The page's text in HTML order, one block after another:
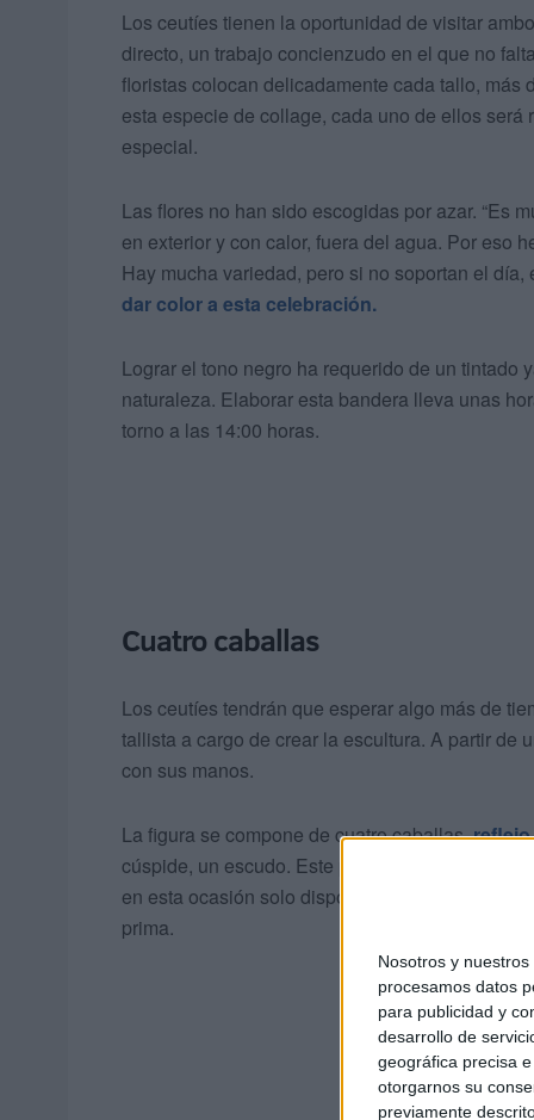
Nosotros y nuestros
procesamos datos
para publicidad y
desarrollo de
geográfica precisa
otorgarnos su
previamente
Los ceutíes tienen la oportunidad de visitar
directo, un trabajo concienzudo en el que no
floristas colocan delicadamente cada tallo, más
esta especie de collage, cada uno de ellos
especial.
Las flores no han sido escogidas por azar. “Es
en exterior y con calor, fuera del agua. Por eso
Hay mucha variedad, pero si no soportan el
dar color a esta celebración.
Lograr el tono negro ha requerido de un tintado
naturaleza. Elaborar esta bandera lleva unas
torno a las 14:00 horas.
Cuatro caballas
Los ceutíes tendrán que esperar algo más de
tallista a cargo de crear la escultura. A partir de
con sus manos.
La figura se compone de cuatro caballas,
cúspide, un escudo. Este proceso conlleva
en esta ocasión solo dispondrá de un tiempo
prima.